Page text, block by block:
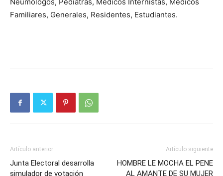
Familiares, Generales, Residentes, Estudiantes.
Artículo anterior
Junta Electoral desarrolla
simulador de votación
Artículo siguiente
HOMBRE LE MOCHA EL PENE
AL AMANTE DE SU MUJER